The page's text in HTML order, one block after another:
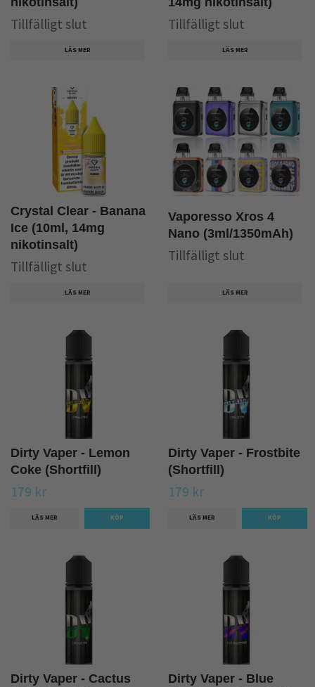
Tillfälligt slut
LÄS MER
Tillfälligt slut
LÄS MER
Crystal Clear - Banana
Ice (10ml, 14mg
nikotinsalt)
Tillfälligt slut
LÄS MER
Vaporesso Xros 4
Nano (3ml/1350mAh)
Tillfälligt slut
LÄS MER
Dirty Vaper - Lemon
Coke (Shortfill)
179 kr
LÄS MER
Dirty Vaper - Frostbite
(Shortfill)
179 kr
LÄS MER
Dirty Vaper - Cactus
Dirty Vaper - Blue